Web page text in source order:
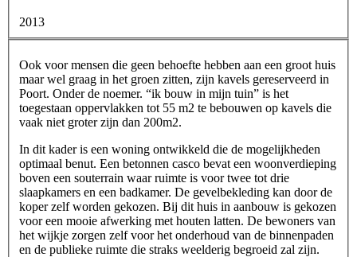
2013
Ook voor mensen die geen behoefte hebben aan een groot huis
maar wel graag in het groen zitten, zijn kavels gereserveerd in
Poort. Onder de noemer. “ik bouw in mijn tuin” is het
toegestaan oppervlakken tot 55 m2 te bebouwen op kavels die
vaak niet groter zijn dan 200m2.
In dit kader is een woning ontwikkeld die de mogelijkheden
optimaal benut. Een betonnen casco bevat een woonverdieping
boven een souterrain waar ruimte is voor twee tot drie
slaapkamers en een badkamer. De gevelbekleding kan door de
koper zelf worden gekozen. Bij dit huis in aanbouw is gekozen
voor een mooie afwerking met houten latten. De bewoners van
het wijkje zorgen zelf voor het onderhoud van de binnenpaden
en de publieke ruimte die straks weelderig begroeid zal zijn.